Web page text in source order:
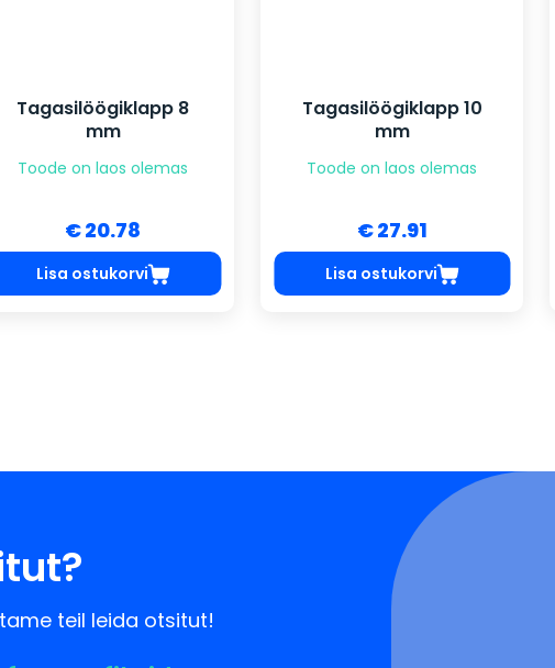
Tagasilöögiklapp 8
mm
Toode on laos olemas
€ 20.78
Lisa ostukorvi
Tagasilöögiklapp 10
mm
Toode on laos olemas
€ 27.91
Lisa ostukorvi
teil leida otsitut!